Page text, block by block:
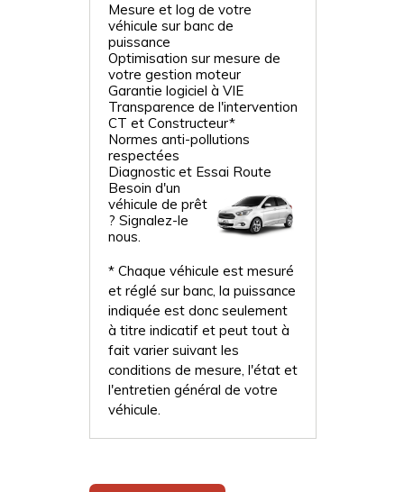
Mesure et log de votre
véhicule sur banc de
puissance
Optimisation sur mesure de
votre gestion moteur
Garantie logiciel à VIE
Transparence de l'intervention
CT et Constructeur*
Normes anti-pollutions
respectées
Diagnostic et Essai Route
Besoin d'un
véhicule de prêt
? Signalez-le
nous.
* Chaque véhicule est mesuré
et réglé sur banc, la puissance
indiquée est donc seulement
à titre indicatif et peut tout à
fait varier suivant les
conditions de mesure, l'état et
l'entretien général de votre
véhicule.